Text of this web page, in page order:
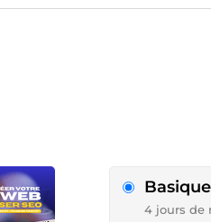
Basique
4 jours de